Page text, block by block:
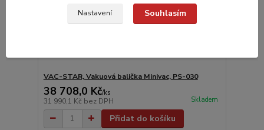
VAC-STAR, Vakuová balička Minivac, PS-030
38 708,0 Kč/ks
31 990,1 Kč bez DPH Skladem
Přidat do košíku
Nastavení Souhlasím